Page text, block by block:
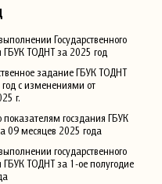
Государственного
ГБУК ТОДНТ за 2025 год
задание ГБУК ТОДНТ
с изменениями от
г.
показателям госздания ГБУК
09 месяцев 2025 года
государственного
ГБУК ТОДНТ за 1-ое полугодие